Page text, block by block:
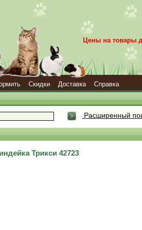
Цены на товары
Скидки Доставка Справка
Расширенный
Трикси 42723